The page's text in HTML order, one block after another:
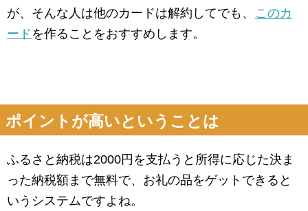
が、そんな人は他のカードは解約してでも、
このカ
ード を作ることをおすすめします。
ポイントが高いということは
ふるさと納税は2000円を支払うと所得に応じた決ま
った納税額まで無料で、お礼の品をゲットできると
いうシステムですよね。